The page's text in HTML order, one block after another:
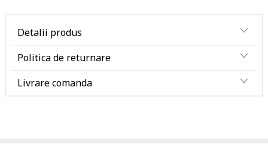
Detalii produs
Politica de returnare
Livrare comanda